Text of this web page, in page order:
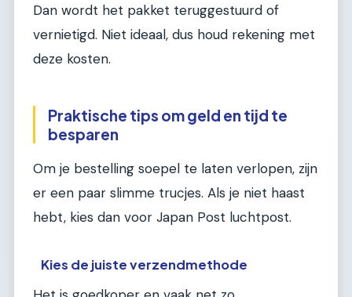
Dan wordt het pakket teruggestuurd of
vernietigd. Niet ideaal, dus houd rekening met
deze kosten.
Praktische tips om geld en tijd te
besparen
Om je bestelling soepel te laten verlopen, zijn
er een paar slimme trucjes. Als je niet haast
hebt, kies dan voor Japan Post luchtpost.
Kies de juiste verzendmethode